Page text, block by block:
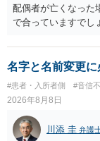
配偶者が亡くなった
で合っていますでし
完全に所有する場合
償金の支払いが必要
名字と名前変更
#患者・入所者側 #音信
2026年8月8日
川添 圭 弁護